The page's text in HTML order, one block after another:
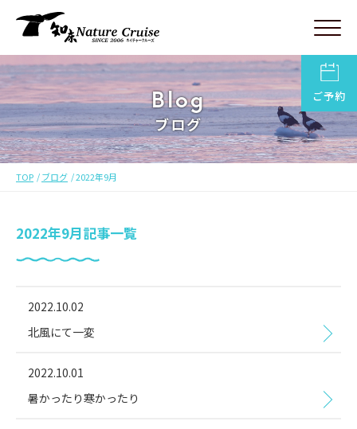
ご予約
Blog
ブログ
TOP ブログ 2022年9月
2022年9月記事一覧
2022.10.02
北風にて一変
2022.10.01
暑かったり寒かったり